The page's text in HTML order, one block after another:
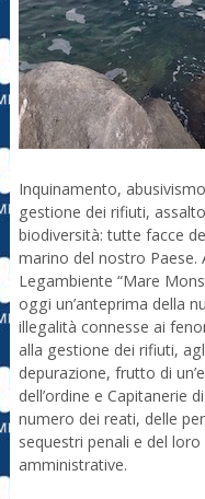
Inquinamento,
gestione dei rifiuti,
biodiversità: tutte facce
marino del nostro
Legambiente “Mare
oggi un’anteprima della
illegalità connesse ai
alla gestione dei rifiuti,
depurazione, frutto di
dell’ordine e Capitanerie
numero dei reati, delle
sequestri penali e del
amministrative.